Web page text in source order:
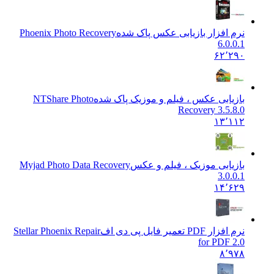
نرم افزار بازیابی عکس پاک شده Phoenix Photo Recovery
6.0.0.1
۶۲٬۲۹۰
بازیابی عکس ، فیلم و موزیک پاک شده NTShare Photo
Recovery 3.5.8.0
۱۳٬۱۱۲
بازیابی موزیک ، فیلم و عکسMyjad Photo Data Recovery
3.0.0.1
۱۴٬۶۲۹
نرم افزار PDF تعمیر فایل پی دی اف
Stellar Phoenix Repair
for PDF 2.0
۸٬۹۷۸